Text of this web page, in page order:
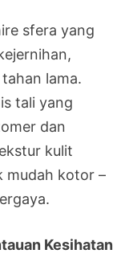
sfera yang
lama.
tali yang
dan
kulit
mudah kotor –
Kesihatan